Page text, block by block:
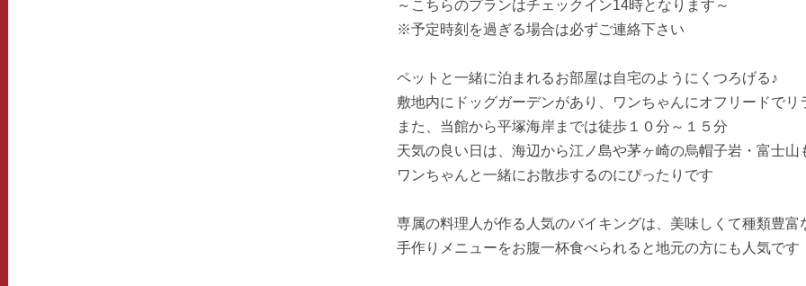
～こちらのプランはチェックイン14時となります～
※予定時刻を過ぎる場合は必ずご連絡下さい
ペットと一緒に泊まれるお部屋は自宅のようにくつろげる♪
敷地内にドッグガーデンがあり、ワンちゃんにオフリードで
また、当館から平塚海岸までは徒歩１０分～１５分
天気の良い日は、海辺から江ノ島や茅ヶ崎の烏帽子岩・富士山
ワンちゃんと一緒にお散歩するのにぴったりです
専属の料理人が作る人気のバイキングは、美味しくて種類豊富
手作りメニューをお腹一杯食べられると地元の方にも人気です